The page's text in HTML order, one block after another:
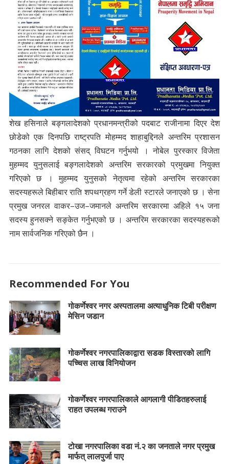
शेख हसिनाले बङ्गलादेशको प्रधानमन्त्रीको पदबाट राजीनामा दिएर देश
छोडेको एक दिनपछि राष्ट्रपति मोहम्मद शाहाबुद्दिनले अन्तरिम प्रशासन
गठनका लागि देशको संसद् विघटन गर्नुभयो । नोबेल पुरस्कार विजेता
मुहम्मद युनुसलाई बङ्गलादेशको अन्तरिम सरकारको प्रमुखमा नियुक्त
गरिएको छ । मुहम्मद युनुसको नेतृत्वमा रहेको अन्तरिम सरकारका
सदस्यहरूले बिहीबार राति शपथग्रहण गर्ने डेली स्टारले जनाएको छ । सेना
प्रमुख जनरल वाकर–उज–जमानले अन्तरिम सरकारमा अहिले १५ जना
सदस्य हुनसक्ने सङ्केत गर्नुभएको छ । अन्तरिम सरकारका सदस्यहरूको
नाम सार्वजनिक गरिएको छैन ।
Recommended For You
गोकर्णेश्वर नगर अस्पतालमा अत्याधुनिक टिबी परीक्षण
मेसिन जडान
गोकर्णेश्वर नगरपालिकाद्वारा सडक विस्तारको लागि
पच्चिस लाख विनियोजन
गोकर्णेश्वर नगरपालिकाले आगलागी पीडितहरुलाई
राहत उपलब्ध गराउने
टोखा नगरपालिका वडा नं.२ का जनताले नगर प्रमुख
मार्फत् लालपुर्जा पाए